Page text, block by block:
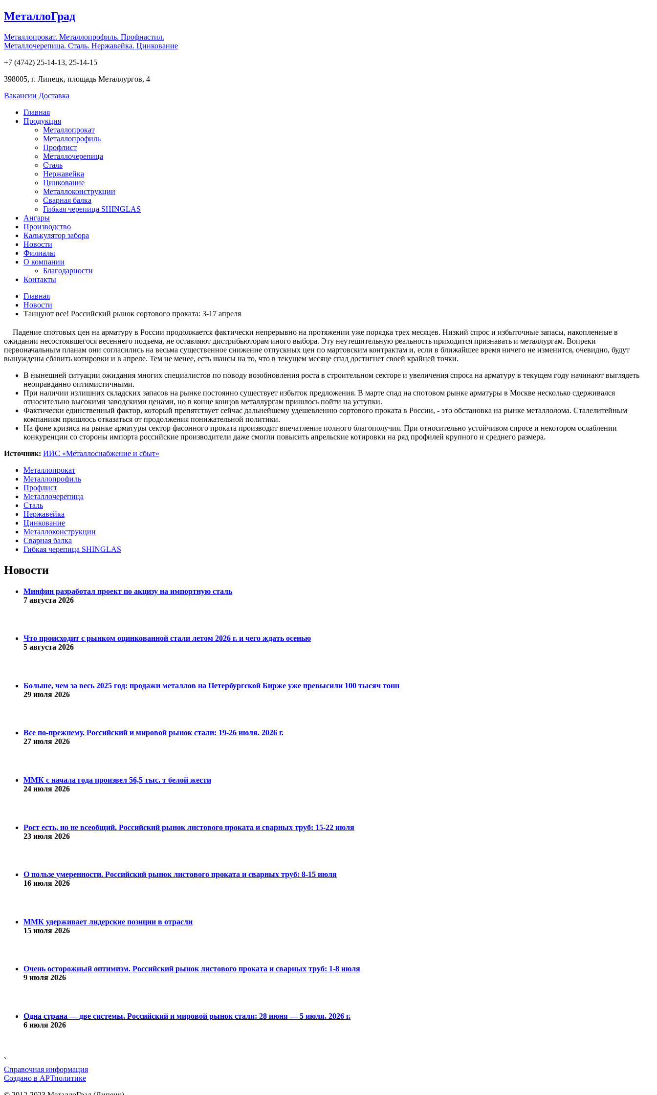
МеталлоГрад
Металлопрокат. Металлопрофиль. Профнастил.
Металлочерепица. Сталь. Нержавейка. Цинкование
+7 (4742) 25-14-13, 25-14-15
398005, г. Липецк, площадь Металлургов, 4
Вакансии Доставка
Главная
Продукция
Металлопрокат
Металлопрофиль
Профлист
Металлочерепица
Сталь
Нержавейка
Цинкование
Металлоконструкции
Сварная балка
Гибкая черепица SHINGLAS
Ангары
Производство
Калькулятор забора
Новости
Филиалы
О компании
Благодарности
Контакты
Главная
Новости
Танцуют все! Российский рынок сортового проката: 3-17 апреля
Падение спотовых цен на арматуру в России продолжается фактически непрерывно на протяжении уже порядка трех месяцев. Низкий спрос и избыточные запасы, накопленные в
ожидании несостоявшегося весеннего подъема, не оставляют дистрибьюторам иного выбора. Эту неутешительную реальность приходится признавать и металлургам. Вопреки
первоначальным планам они согласились на весьма существенное снижение отпускных цен по мартовским контрактам и, если в ближайшее время ничего не изменится, очевидно, будут
вынуждены сбавить котировки и в апреле. Тем не менее, есть шансы на то, что в текущем месяце спад достигнет своей крайней точки.
В нынешней ситуации ожидания многих специалистов по поводу возобновления роста в строительном секторе и увеличения спроса на арматуру в текущем году начинают выглядеть
неоправданно оптимистичными.
При наличии излишних складских запасов на рынке постоянно существует избыток предложения. В марте спад на спотовом рынке арматуры в Москве несколько сдерживался
относительно высокими заводскими ценами, но в конце концов металлургам пришлось пойти на уступки.
Фактически единственный фактор, который препятствует сейчас дальнейшему удешевлению сортового проката в России, - это обстановка на рынке металлолома. Сталелитейным
компаниям пришлось отказаться от продолжения понижательной политики.
На фоне кризиса на рынке арматуры сектор фасонного проката производит впечатление полного благополучия. При относительно устойчивом спросе и некотором ослаблении
конкуренции со стороны импорта российские производители даже смогли повысить апрельские котировки на ряд профилей крупного и среднего размера.
Источник: ИИС «Металлоснабжение и сбыт»
Металлопрокат
Металлопрофиль
Профлист
Металлочерепица
Сталь
Нержавейка
Цинкование
Металлоконструкции
Сварная балка
Гибкая черепица SHINGLAS
Новости
Минфин разработал проект по акцизу на импортную сталь
7 августа 2026
Что происходит с рынком оцинкованной стали летом 2026 г. и чего ждать осенью
5 августа 2026
Больше, чем за весь 2025 год: продажи металлов на Петербургской Бирже уже превысили 100 тысяч тонн
29 июля 2026
Все по-прежнему. Российский и мировой рынок стали: 19-26 июля. 2026 г.
27 июля 2026
ММК с начала года произвел 56,5 тыс. т белой жести
24 июля 2026
Рост есть, но не всеобщий. Российский рынок листового проката и сварных труб: 15-22 июля
23 июля 2026
О пользе умеренности. Российский рынок листового проката и сварных труб: 8-15 июля
16 июля 2026
ММК удерживает лидерские позиции в отрасли
15 июля 2026
Очень осторожный оптимизм. Российский рынок листового проката и сварных труб: 1-8 июля
9 июля 2026
Одна страна — две системы. Российский и мировой рынок стали: 28 июня — 5 июля. 2026 г.
6 июля 2026
`
Справочная информация
Cоздано в АРТполитике